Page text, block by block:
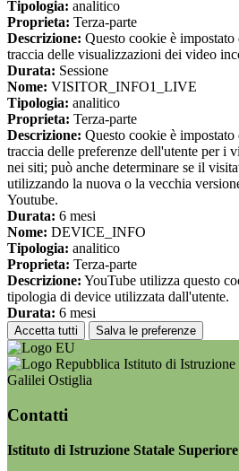
Tipologia: analitico
Proprieta: Terza-parte
Descrizione: Questo cookie è impostato
traccia delle visualizzazioni dei video
Durata: Sessione
Nome: VISITOR_INFO1_LIVE
Tipologia: analitico
Proprieta: Terza-parte
Descrizione: Questo cookie è impostato
traccia delle preferenze dell'utente per i
nei siti; può anche determinare se il
utilizzando la nuova o la vecchia
Youtube.
Durata: 6 mesi
Nome: DEVICE_INFO
Tipologia: analitico
Proprieta: Terza-parte
Descrizione: YouTube utilizza questo
tipologia di device utilizzata dall'utente.
Durata: 6 mesi
Accetta tutti Salva le preferenze
Istituto di Istruzione
Galilei Ostiglia
Contatti
Istituto di Istruzione Statale